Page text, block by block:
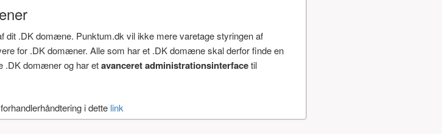
dit .DK domæne. Punktum.dk vil ikke mere varetage styringen af
for .DK domæner. Alle som har et .DK domæne skal derfor finde en
.DK domæner og har etavanceret administrationsinterfacetil
i dette link